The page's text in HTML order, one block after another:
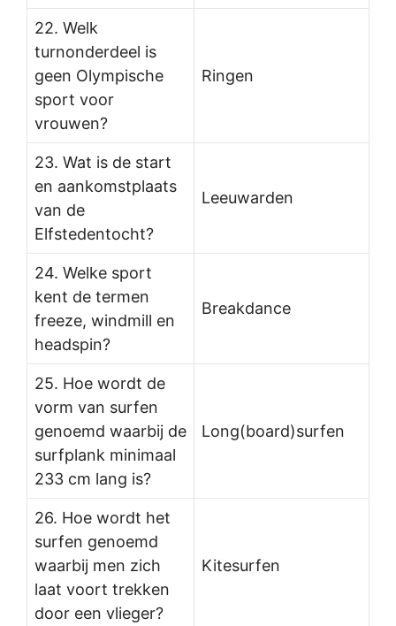
22. Welk
turnonderdeel is
geen Olympische
sport voor
vrouwen?
Ringen
23. Wat is de start
en aankomstplaats
van de
Elfstedentocht?
Leeuwarden
24. Welke sport
kent de termen
freeze, windmill en
headspin?
Breakdance
25. Hoe wordt de
vorm van surfen
genoemd waarbij de
surfplank minimaal
233 cm lang is?
Long(board)surfen
26. Hoe wordt het
surfen genoemd
waarbij men zich
laat voort trekken
door een vlieger?
Kitesurfen